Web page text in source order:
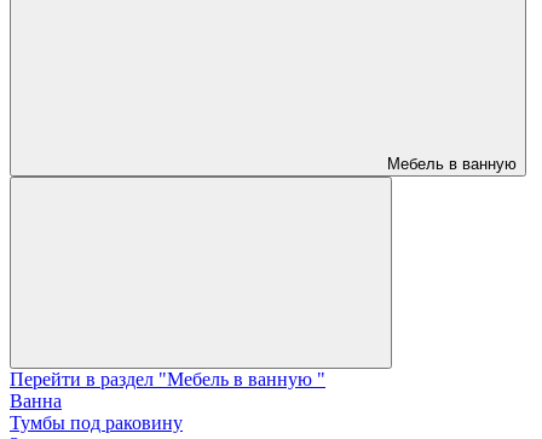
Мебель в ванную
Перейти в раздел "Мебель в ванную "
Ванна
Тумбы под раковину